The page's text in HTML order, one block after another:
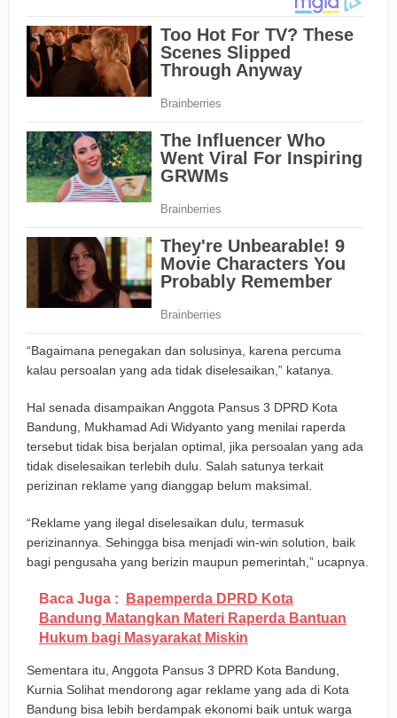
“Bagaimana penegakan dan solusinya, karena percuma
kalau persoalan yang ada tidak diselesaikan,” katanya.
Hal senada disampaikan Anggota Pansus 3 DPRD Kota
Bandung, Mukhamad Adi Widyanto yang menilai raperda
tersebut tidak bisa berjalan optimal, jika persoalan yang ada
tidak diselesaikan terlebih dulu. Salah satunya terkait
perizinan reklame yang dianggap belum maksimal.
“Reklame yang ilegal diselesaikan dulu, termasuk
perizinannya. Sehingga bisa menjadi win-win solution, baik
bagi pengusaha yang berizin maupun pemerintah,” ucapnya.
Baca Juga :
Bapemperda DPRD Kota
Bandung Matangkan Materi Raperda Bantuan
Hukum bagi Masyarakat Miskin
Sementara itu, Anggota Pansus 3 DPRD Kota Bandung,
Kurnia Solihat mendorong agar reklame yang ada di Kota
Bandung bisa lebih berdampak ekonomi baik untuk warga